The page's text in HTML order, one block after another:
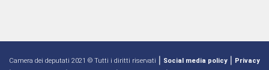
Camera dei deputati 2021 © Tutti i diritti riservati | Social media policy | Privacy